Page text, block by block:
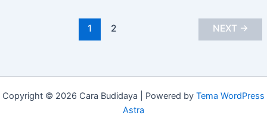
1 2 NEXT →
Copyright © 2026 Cara Budidaya | Powered by Tema WordPress
Astra